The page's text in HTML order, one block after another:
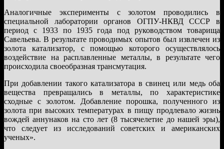
Аналогичные эксперименты с золотом проводились в
специальной лаборатории органов ОГПУ-НКВД СССР в
период с 1933 по 1935 года под руководством товарища
Савельева. В результате проводимых опытов был извлечен из
золота катализатор, с помощью которого осуществлялось
воздействие на расплавленные металлы, в результате чего
происходила своеобразная трансмутация.
При добавлении такого катализатора в свинец или медь оба
вещества превращались в металлы, по характеристике
сходные с золотом. Добавление порошка, полученного из
золота при высоких температурах в пищу продлевало жизнь
вождей аннунаков на сто лет (8 тысячелетие до нашей эры),
что следует из исследований советских и американских
ученых».